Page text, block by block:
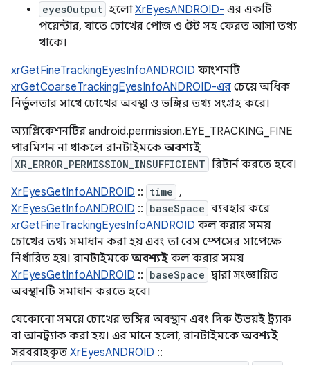
eyesOutput হলোXrEyesANDROID- এর একটি
পয়েন্টার, যাতে চোখের পোজ ও স্টেট সহ ফেরত আসা তথ্য
থাকে।
xrGetFineTrackingEyesInfoANDROID ফাংশনটি
xrGetCoarseTrackingEyesInfoANDROID-এর চেয়ে অধিক
নির্ভুলতার সাথে চোখের অবস্থা ও ভঙ্গির তথ্য সংগ্রহ করে।
অ্যাপ্লিকেশনটির android.permission.EYE_TRACKING_FINE
পারমিশন না থাকলে রানটাইমকে অবশ্যই
XR_ERROR_PERMISSION_INSUFFICIENT রিটার্ন করতে হবে।
XrEyesGetInfoANDROID :: time ,
XrEyesGetInfoANDROID :: baseSpace ব্যবহার করে
xrGetFineTrackingEyesInfoANDROID কল করার সময়
চোখের তথ্য সমাধান করা হয় এবং তা বেস স্পেসের সাপেক্ষে
নির্ধারিত হয়। রানটাইমকে অবশ্যই কল করার সময়
XrEyesGetInfoANDROID :: baseSpace দ্বারা সংজ্ঞায়িত
অবস্থানটি সমাধান করতে হবে।
যেকোনো সময়ে চোখের ভঙ্গির অবস্থান এবং দিক উভয়ই ট্র্যাক
বা আনট্র্যাক করা হয়। এর মানে হলো, রানটাইমকে অবশ্যই
সরবরাহকৃত XrEyesANDROID ::